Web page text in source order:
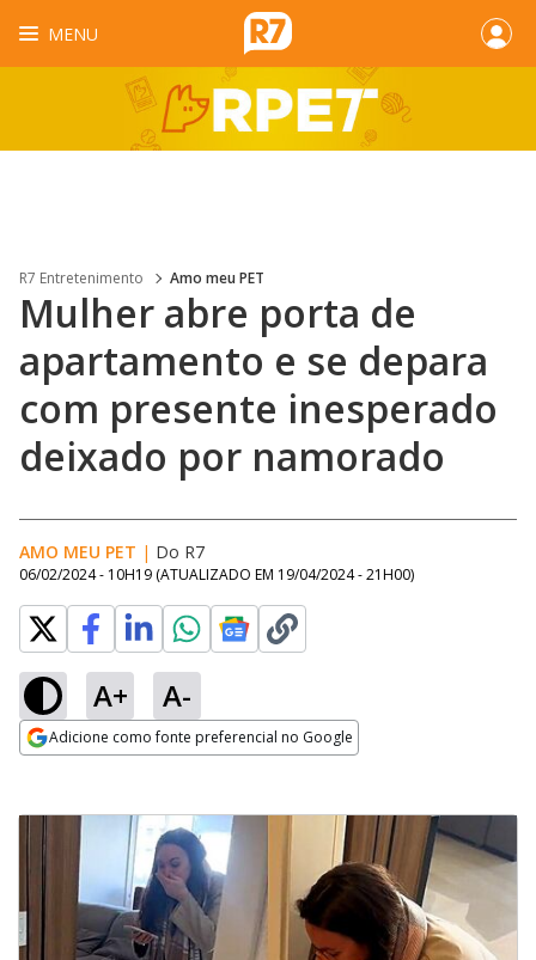
MENU
R7 Entretenimento Amo meu PET
Mulher abre porta de
apartamento e se depara
com presente inesperado
deixado por namorado
AMO MEU PET | Do R7
06/02/2024 - 10H19 (ATUALIZADO EM 19/04/2024 - 21H00)
A+ A-
Adicione como fonte preferencial no Google